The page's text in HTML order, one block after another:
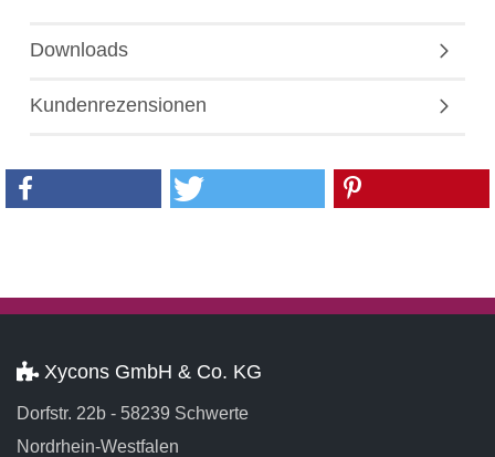
Downloads
Kundenrezensionen
Xycons GmbH & Co. KG
Dorfstr. 22b - 58239 Schwerte
Nordrhein-Westfalen